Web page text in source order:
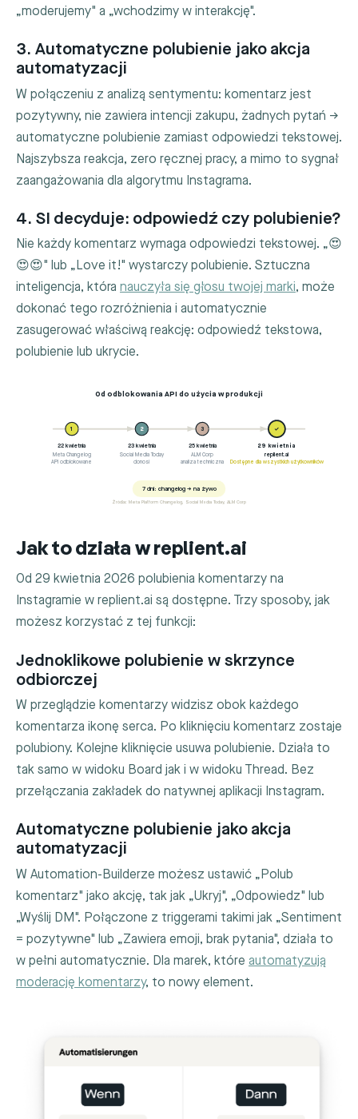
„moderujemy" a „wchodzimy w interakcję".
3. Automatyczne polubienie jako akcja
automatyzacji
W połączeniu z analizą sentymentu: komentarz jest
pozytywny, nie zawiera intencji zakupu, żadnych pytań →
automatyczne polubienie zamiast odpowiedzi tekstowej.
Najszybsza reakcja, zero ręcznej pracy, a mimo to sygnał
zaangażowania dla algorytmu Instagrama.
4. SI decyduje: odpowiedź czy polubienie?
Nie każdy komentarz wymaga odpowiedzi tekstowej. „😍
😍😍" lub „Love it!" wystarczy polubienie. Sztuczna
inteligencja, która nauczyła się głosu twojej marki, może
dokonać tego rozróżnienia i automatycznie
zasugerować właściwą reakcję: odpowiedź tekstowa,
polubienie lub ukrycie.
Od odblokowania API do użycia w produkcji
1
22 kwietnia
Meta Changelog
API odblokowane
2
23 kwietnia
Social Media Today
donosi
3
25 kwietnia
ALM Corp
analiza techniczna
✓
29 kwietnia
replient.ai
Dostępne dla wszystkich użytkowników
7 dni: changelog → na żywo
Źródła: Meta Platform Changelog, Social Media Today, ALM Corp
Jak to działa w replient.ai
Od 29 kwietnia 2026 polubienia komentarzy na
Instagramie w replient.ai są dostępne. Trzy sposoby, jak
możesz korzystać z tej funkcji:
Jednoklikowe polubienie w skrzynce
odbiorczej
W przeglądzie komentarzy widzisz obok każdego
komentarza ikonę serca. Po kliknięciu komentarz zostaje
polubiony. Kolejne kliknięcie usuwa polubienie. Działa to
tak samo w widoku Board jak i w widoku Thread. Bez
przełączania zakładek do natywnej aplikacji Instagram.
Automatyczne polubienie jako akcja
automatyzacji
W Automation-Builderze możesz ustawić „Polub
komentarz" jako akcję, tak jak „Ukryj", „Odpowiedz" lub
„Wyślij DM". Połączone z triggerami takimi jak „Sentiment
= pozytywne" lub „Zawiera emoji, brak pytania", działa to
w pełni automatycznie. Dla marek, które automatyzują
moderację komentarzy, to nowy element.